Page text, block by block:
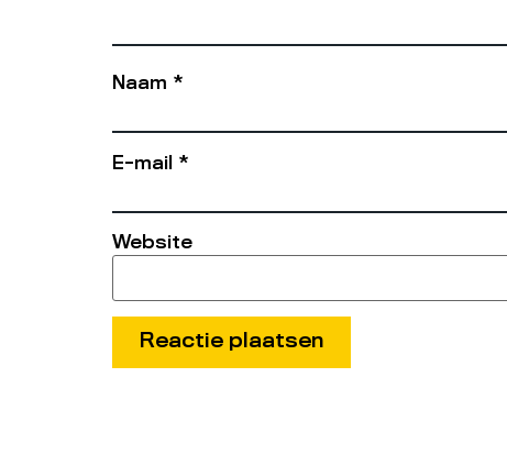
Naam *
E-mail *
Website